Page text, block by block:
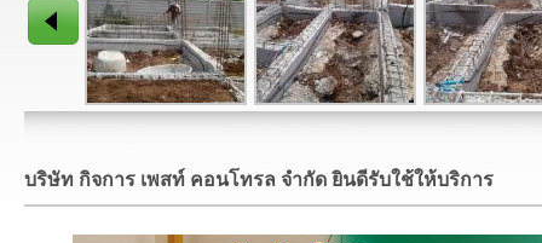
บริษัท กิจการ เพสท์ คอนโทรล จำกัด ยินดีรับใช้ให้บริการ